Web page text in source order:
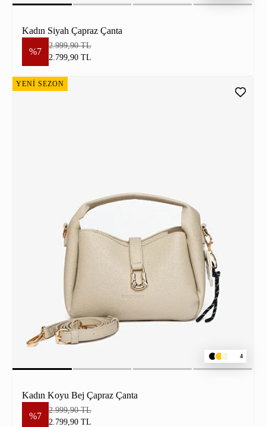
Kadın Siyah Çapraz Çanta
%7
2.999,90 TL
2.799,90 TL
YENİ SEZON
4
Kadın Koyu Bej Çapraz Çanta
%7
2.999,90 TL
2.799,90 TL